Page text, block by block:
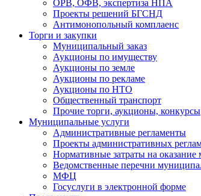
ОРВ, ОФВ, экспертиза НПА
Проекты решений БГСНД
Антимонопольный комплаенс
Торги и закупки
Муниципальный заказ
Аукционы по имуществу
Аукционы по земле
Аукционы по рекламе
Аукционы по НТО
Общественный транспорт
Прочие торги, аукционы, конкурсы
Муниципальные услуги
Административные регламенты
Проекты административных
Нормативные затраты на
Ведомственные перечни
МФЦ
Госуслуги в электронной форме